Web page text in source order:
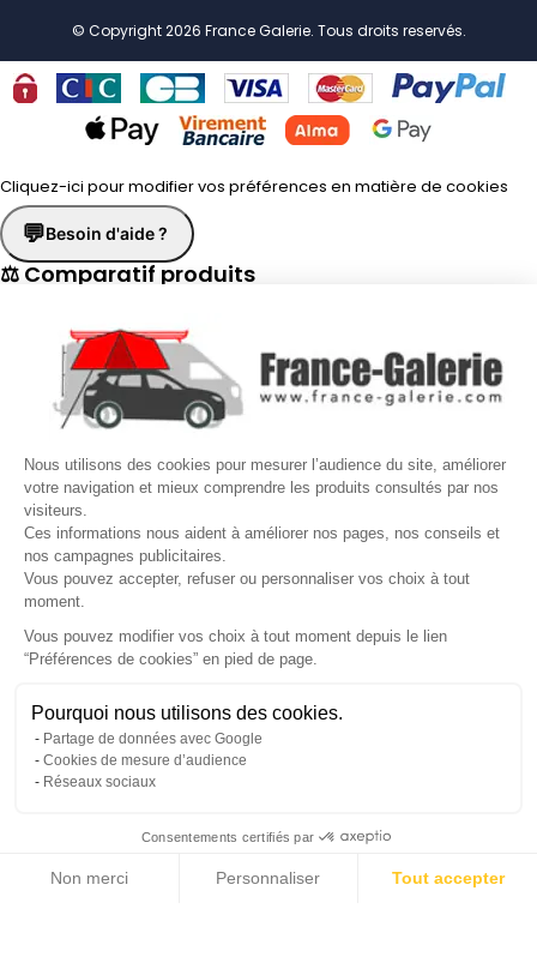
Nous utilisons des cookies pour mesurer l’audience du site, améliorer
votre navigation et mieux comprendre les produits consultés par nos
visiteurs.
Ces informations nous aident à améliorer nos pages, nos conseils et
nos campagnes publicitaires.
Vous pouvez accepter, refuser ou personnaliser vos choix à tout
moment.
Vous pouvez modifier vos choix à tout moment depuis le lien
“Préférences de cookies” en pied de page.
Pourquoi nous utilisons des cookies.
Partage de données avec Google
Cookies de mesure d’audience
Réseaux sociaux
Consentements certifiés par
Non merci Personnaliser Tout accepter
Gérer mes cookies
© Copyright 2026 France Galerie. Tous droits reservés.
Cliquez-ici pour modifier vos préférences en matière de cookies
💬Besoin d'aide ?
Une question ? Nous sommes là pour vous accompagner
Non, merci
⚖ Comparatif produits
📋 Fiche technique
Demander un rappel
Nos conseillers vous rappellent duLundi au Vendredide8h30 à
17h30.
Nom* Prénom*
Téléphone
Créneau
Annuler Envoyer